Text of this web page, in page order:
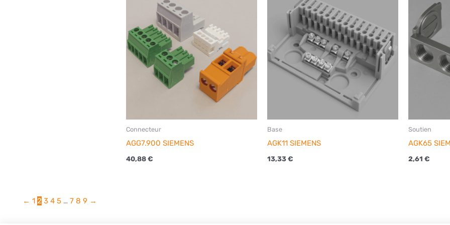
Connecteur
AGG7.900 SIEMENS
40,88€
Base
AGK11 SIEMENS
13,33€
Soutien
AGK65
2,61 €
← 1 2 3 4 5 … 7 8 9 →